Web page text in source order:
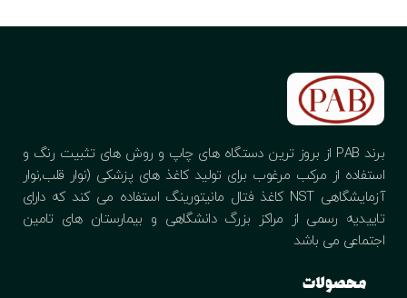
برند PAB از بروز ترین دستگاه های چاپ و روش های تثبیت رنگ و
استفاده از مرکب مرغوب برای تولید کاغذ های پزشکی (نوار قلب,نوار
آزمایشگاهی NST کاغذ فتال مانیتورینگ استفاده می کند که دارای
تاییدیه رسمی از مراکز بزرگ دانشگاهی و بیمارستان های تامین
اجتماعی می باشد
محصولات